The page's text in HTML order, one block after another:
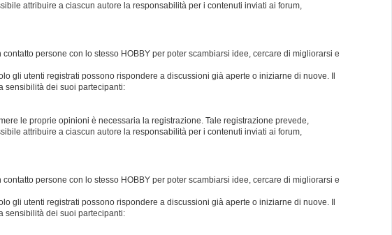
attribuire a ciascun autore la responsabilità per i contenuti inviati ai forum,
persone con lo stesso HOBBY per poter scambiarsi idee, cercare di migliorarsi e
gli utenti registrati possono rispondere a discussioni già aperte o iniziarne di nuove. Il
sensibilità dei suoi partecipanti:
le proprie opinioni è necessaria la registrazione. Tale registrazione prevede,
attribuire a ciascun autore la responsabilità per i contenuti inviati ai forum,
persone con lo stesso HOBBY per poter scambiarsi idee, cercare di migliorarsi e
gli utenti registrati possono rispondere a discussioni già aperte o iniziarne di nuove. Il
sensibilità dei suoi partecipanti: